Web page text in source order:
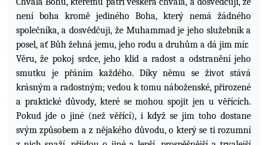
není boha kromě jediného Boha, který nemá žádného
společníka, a dosvědčuji, že Muhammad je jeho služebník a
posel, ať Bůh žehná jemu, jeho rodu a druhům a dá jim mír.
Věru, že pokoj srdce, jeho klid a radost a odstranění jeho
smutku je přáním každého. Díky němu se život stává
krásným a radostným; vedou k tomu náboženské, přirozené
a praktické důvody, které se mohou spojit jen u věřících.
Pokud jde o jiné (než věřící), i když se jim toho dostane
svým způsobem a z nějakého důvodu, o který se ti rozumní